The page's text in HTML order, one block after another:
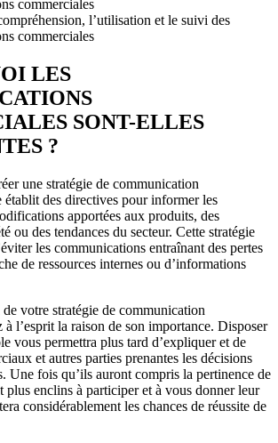
commerciales
l’utilisation et le suivi des
commerciales
LES
SONT-ELLES
?
une stratégie de communication
établit des directives pour informer les
apportées aux produits, des
ou des tendances du secteur. Cette stratégie
les communications entraînant des pertes
de ressources internes ou d’informations
votre stratégie de communication
à l’esprit la raison de son importance. Disposer
vous permettra plus tard d’expliquer et de
et autres parties prenantes les décisions
Une fois qu’ils auront compris la pertinence de
plus enclins à participer et à vous donner leur
considérablement les chances de réussite de